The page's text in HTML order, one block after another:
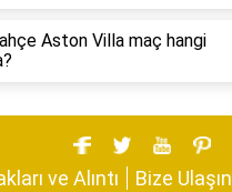
Aston Villa maç hangi
ve Alıntı Bize Ulaşın